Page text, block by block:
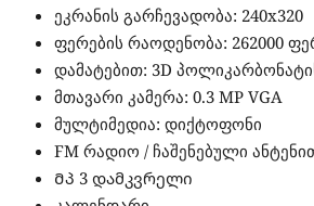
ეკრანის გარჩევადობა: 240x320
ფერების რაოდენობა: 262000
დამატებით: 3D
მთავარი კამერა: 0.3 MP VGA
მულტიმედია: დიქტოფონი
FM რადიო / ჩაშენებული
Მპ 3 დამკვრელი